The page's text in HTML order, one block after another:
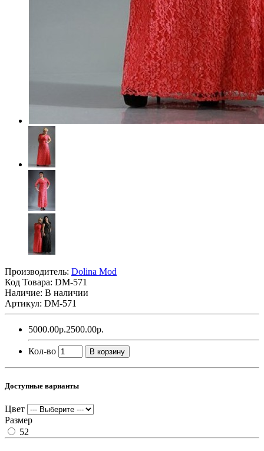
Производитель: Dolina Mod
Код Товара: DM-571
Наличие: В наличии
Артикул: DM-571
5000.00р.2500.00р.
Кол-во В корзину
Доступные варианты
Цвет
Размер
52